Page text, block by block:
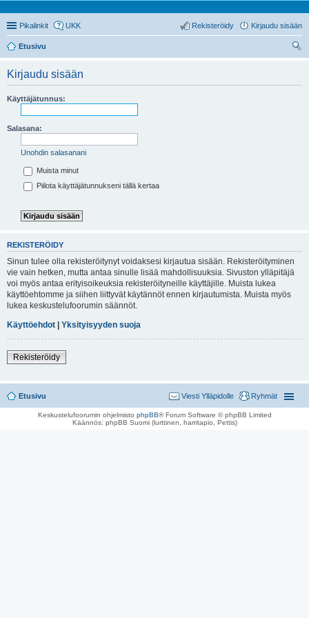
Pikalinkit UKK Kirjaudu sisään
Rekisteröidy
Etusivu
Kirjaudu sisään
Käyttäjätunnus:
Salasana:
Unohdin salasanani
Muista minut
Piilota käyttäjätunnukseni tällä kertaa
REKISTERÖIDY
Sinun tulee olla rekisteröitynyt voidaksesi kirjautua sisään. Rekisteröityminen
vie vain hetken, mutta antaa sinulle lisää mahdollisuuksia. Sivuston ylläpitäjä
voi myös antaa erityisoikeuksia rekisteröityneille käyttäjille. Muista lukea
käyttöehtomme ja siihen liittyvät käytännöt ennen kirjautumista. Muista myös
lukea keskustelufoorumin säännöt.
Käyttöehdot | Yksityisyyden suoja
Rekisteröidy
Etusivu Ryhmät
Viesti Ylläpidolle
Keskustelufoorumin ohjelmisto phpBB® Forum Software © phpBB Limited
Käännös: phpBB Suomi (lurttinen, harritapio, Pettis)